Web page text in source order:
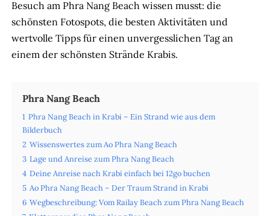
Besuch am Phra Nang Beach wissen musst: die
schönsten Fotospots, die besten Aktivitäten und
wertvolle Tipps für einen unvergesslichen Tag an
einem der schönsten Strände Krabis.
Phra Nang Beach
1 Phra Nang Beach in Krabi – Ein Strand wie aus dem
Bilderbuch
2 Wissenswertes zum Ao Phra Nang Beach
3 Lage und Anreise zum Phra Nang Beach
4 Deine Anreise nach Krabi einfach bei 12go buchen
5 Ao Phra Nang Beach – Der Traum Strand in Krabi
6 Wegbeschreibung: Vom Railay Beach zum Phra Nang Beach